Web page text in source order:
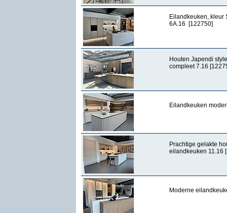
Eilandkeuken, kleur
6A.16 [122750]
Houten Japendi
compleet 7.16
Eilandkeuken
Prachtige gelakte
eilandkeuken 11.16
Moderne